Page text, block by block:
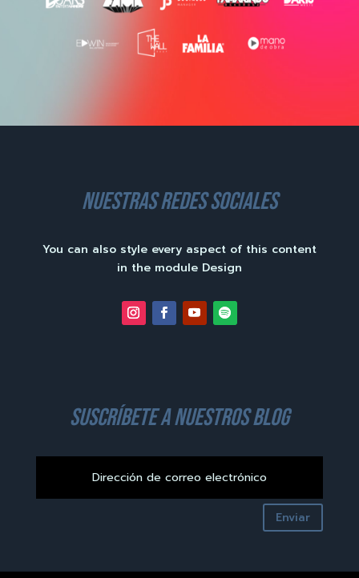
nuestras redes sociales
You can also style every aspect of this content
in the module Design
suscríbete a nuestros blog
Enviar